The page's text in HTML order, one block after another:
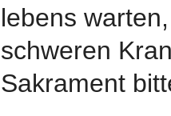
lebens
schweren
Sakrament